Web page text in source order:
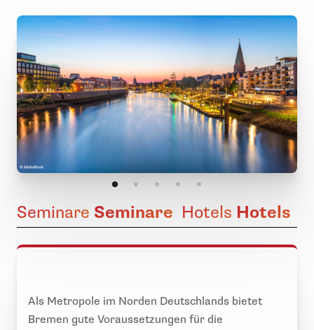
Seminare Seminare Hotels Hotels
Als Metropole im Norden Deutschlands bietet
Bremen gute Voraussetzungen für die